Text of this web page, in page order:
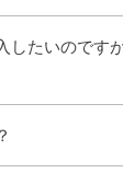
したいのです